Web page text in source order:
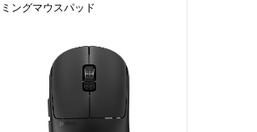
ミングマウスパッド